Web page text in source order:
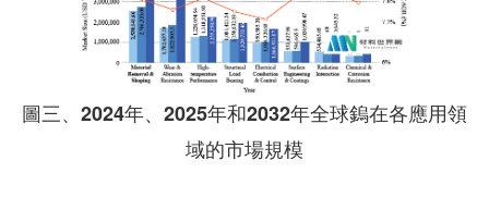
圖三、2024年、2025年和2032年全球鎢在各應用領
域的市場規模